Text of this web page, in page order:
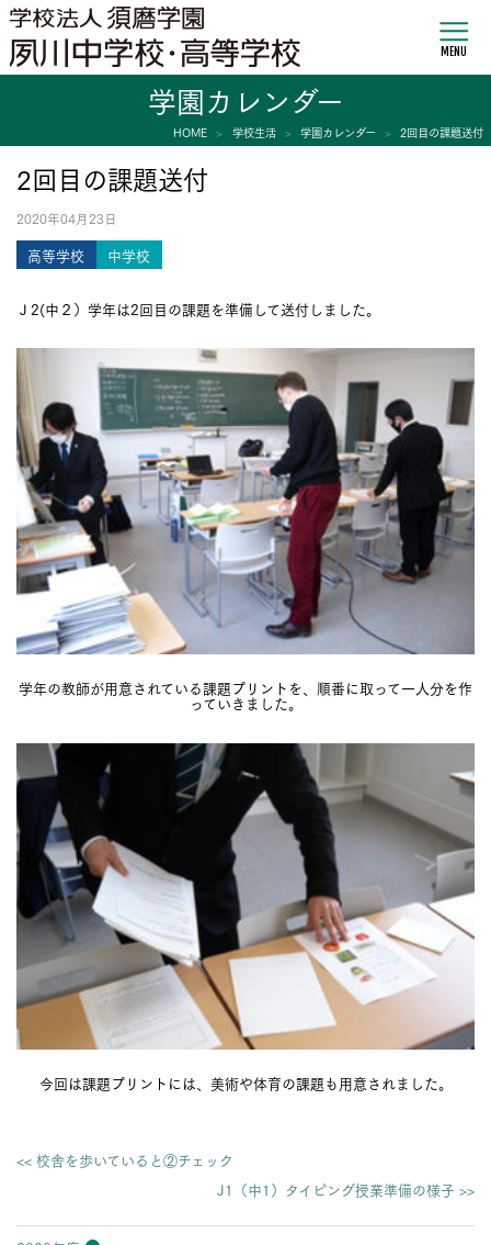
MENU
学園カレンダー
HOME 学校生活 学園カレンダー 2回目の課題送付
2回目の課題送付
2020年04月23日
高等学校 中学校
Ｊ2(中２）学年は2回目の課題を準備して送付しました。
学年の教師が用意されている課題プリントを、順番に取って一人分を作
っていきました。
今回は課題プリントには、美術や体育の課題も用意されました。
<< 校舎を歩いていると②チェック
J1（中1）タイピング授業準備の様子 >>